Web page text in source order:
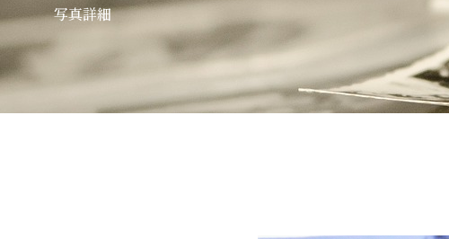
写真詳細